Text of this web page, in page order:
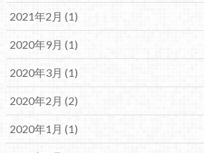
2021年2月 (1)
2020年9月 (1)
2020年3月 (1)
2020年2月 (2)
2020年1月 (1)